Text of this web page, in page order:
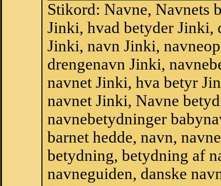
Stikord: Navne, Navnets
Jinki, hvad betyder Jinki,
Jinki, navn Jinki,
drengenavn Jinki,
navnet Jinki, hva betyr
navnet Jinki, Navne
navnebetydninger
barnet hedde, navn,
betydning, betydning af
navneguiden, danske